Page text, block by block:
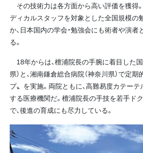
その技術力は各方面から高い評価を獲得
ディカルスタッフを対象とした全国規模の
か、日本国内の学会・勉強会にも術者や演
る。
18年からは、檀浦院長の手腕に着目した
県）と、湘南鎌倉総合病院（神奈川県）で定
プ〟を実施。両院ともに、高難易度カテー
する医療機関だ。檀浦院長の手技を若手ド
で、後進の育成にも尽力している。